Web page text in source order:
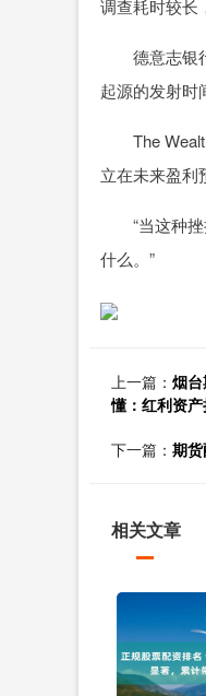
调查耗时较长
德意志银行
起源的发射时
The Wealth
立在未来盈利
“当这种挫
什么。”
上一篇： 烟
懂：红利资
下一篇： 期
相关文章